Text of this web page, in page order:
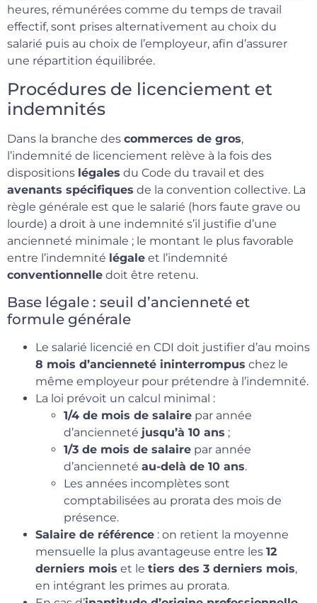
heures, rémunérées comme du temps de travail
effectif, sont prises alternativement au choix du
salarié puis au choix de l’employeur, afin d’assurer
une répartition équilibrée.
Procédures de licenciement et
indemnités
Dans la branche des commerces de gros,
l’indemnité de licenciement relève à la fois des
dispositions légales du Code du travail et des
avenants spécifiques de la convention collective. La
règle générale est que le salarié (hors faute grave ou
lourde) a droit à une indemnité s’il justifie d’une
ancienneté minimale ; le montant le plus favorable
entre l’indemnité légale et l’indemnité
conventionnelle doit être retenu.
Base légale : seuil d’ancienneté et
formule générale
Le salarié licencié en CDI doit justifier d’au moins
8 mois d’ancienneté ininterrompus chez le
même employeur pour prétendre à l’indemnité.
La loi prévoit un calcul minimal :
1/4 de mois de salaire par année
d’ancienneté jusqu’à 10 ans ;
1/3 de mois de salaire par année
d’ancienneté au-delà de 10 ans.
Les années incomplètes sont
comptabilisées au prorata des mois de
présence.
Salaire de référence : on retient la moyenne
mensuelle la plus avantageuse entre les 12
derniers mois et le tiers des 3 derniers mois,
en intégrant les primes au prorata.